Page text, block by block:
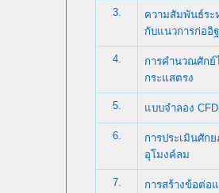
3.
ความสัมพันธ์ระ
กับแนวการก่ออิฐ
4.
การคำนวณศักย์
กระแสตรง
5. แบบจำลอง
6.
การประเมินศัก
อุโมงค์ลม
7. การสร้างข้อต่อ